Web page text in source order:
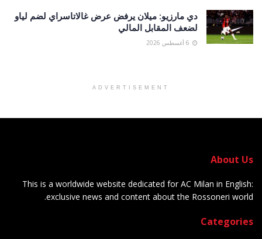
دي مارزيو: ميلان يرفض عرض غالاتاسراي لضم لياو
لضعف المقابل المالي
ADVERTISEMENT
About Us
This is a worldwide website dedicated for AC Milan in English:
exclusive news and content about the Rossoneri world.
Categories